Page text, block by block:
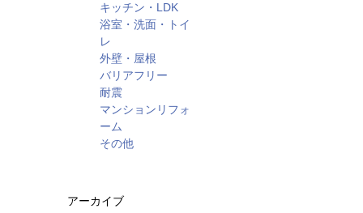
キッチン・LDK
浴室・洗面・トイ
レ
外壁・屋根
バリアフリー
耐震
マンションリフォ
ーム
その他
アーカイブ